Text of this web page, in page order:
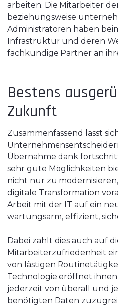
arbeiten. Die Mitarbeiter
beziehungsweise
Administratoren haben
Infrastruktur und deren
fachkundige Partner an
Bestens
Zukunft
Zusammenfassend lässt
Übernahme dank
sehr gute Möglichkeiten
nicht nur zu
digitale Transformation
Arbeit mit der IT auf ein
wartungsarm, effizient,
Dabei zahlt dies auch auf
Mitarbeiterzufriedenheit
von lästigen
Technologie eröffnet
jederzeit von überall und
benötigten Daten